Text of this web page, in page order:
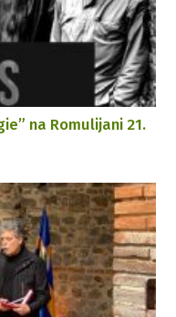
na Romulijani 21.